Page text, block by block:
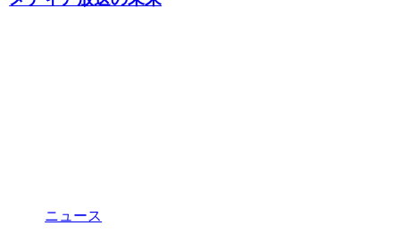
ニュース